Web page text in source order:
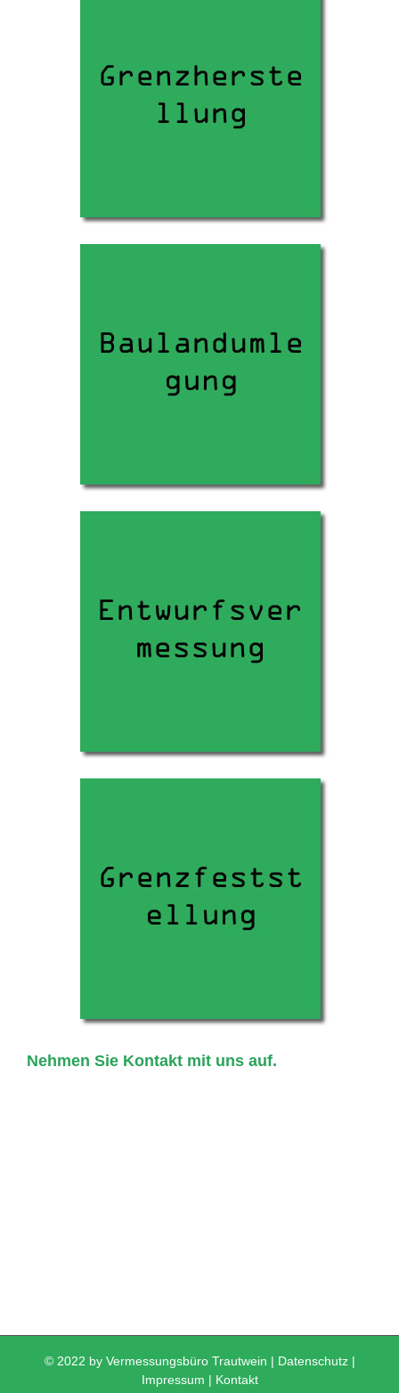
Nehmen Sie Kontakt mit uns auf.
© 2022 by Vermessungsbüro Trautwein | Datenschutz|
Impressum | Kontakt